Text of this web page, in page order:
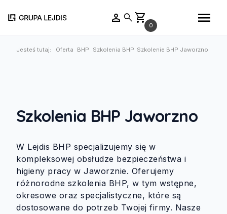
person searchshopping_cart 0 menu
Jesteś tutaj: Oferta BHP Szkolenia BHP Szkolenie BHP Jaworzno
Szkolenia BHP Jaworzno
W Lejdis BHP specjalizujemy się w
kompleksowej obsłudze bezpieczeństwa i
higieny pracy w Jaworznie. Oferujemy
różnorodne szkolenia BHP, w tym wstępne,
okresowe oraz specjalistyczne, które są
dostosowane do potrzeb Twojej firmy. Nasze